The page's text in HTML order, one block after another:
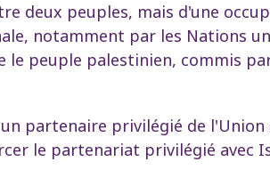
deux peuples, mais d'une
notamment par les Nations
le peuple palestinien, commis
partenaire privilégié de l'Union
le partenariat privilégié